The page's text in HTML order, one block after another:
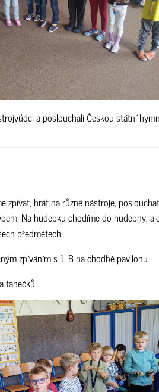
a poslouchali Českou státní
zpívat, hrát na různé nástroje,
Na hudebku chodíme do hudebny,
předmětech.
zpíváním s 1. B na chodbě pavilonu.
tanečků.